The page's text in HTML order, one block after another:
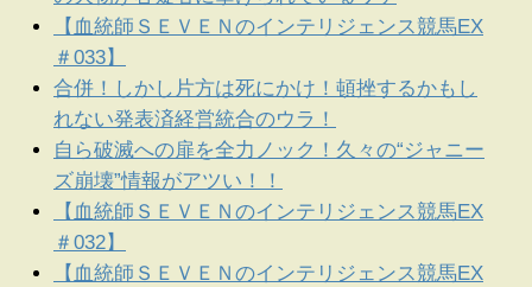
【血統師ＳＥＶＥＮのインテリジェンス競馬EX
＃033】
合併！しかし片方は死にかけ！頓挫するかもし
れない発表済経営統合のウラ！
自ら破滅への扉を全力ノック！久々の“ジャニー
ズ崩壊”情報がアツい！！
【血統師ＳＥＶＥＮのインテリジェンス競馬EX
＃032】
【血統師ＳＥＶＥＮのインテリジェンス競馬EX